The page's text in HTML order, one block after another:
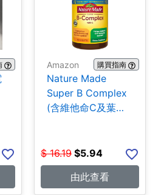
Amazon 購買指南
Nature Made
Super B Complex
(含維他命C及葉酸)
$ 16.19 $5.94
由此查看